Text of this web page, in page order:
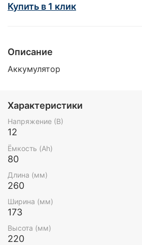
Купить в 1 клик
Описание
Аккумулятор
Характеристики
Напряжение (В)
12
Ёмкость (Ah)
80
Длина (мм)
260
Ширина (мм)
173
Высота (мм)
220